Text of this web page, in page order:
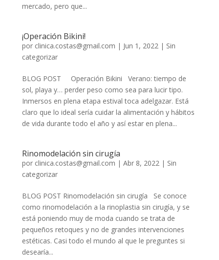
mercado, pero que...
¡Operación Bikini!
por clinica.costas@gmail.com | Jun 1, 2022| Sin
categorizar
BLOG POST Operación Bikini Verano: tiempo de
sol, playa y… perder peso como sea para lucir tipo.
Inmersos en plena etapa estival toca adelgazar. Está
claro que lo ideal sería cuidar la alimentación y hábitos
de vida durante todo el año y así estar en plena...
Rinomodelación sin cirugía
por clinica.costas@gmail.com | Abr 8, 2022| Sin
categorizar
BLOG POST Rinomodelación sin cirugía Se conoce
como rinomodelación a la rinoplastia sin cirugía, y se
está poniendo muy de moda cuando se trata de
pequeños retoques y no de grandes intervenciones
estéticas. Casi todo el mundo al que le preguntes si
desearía...